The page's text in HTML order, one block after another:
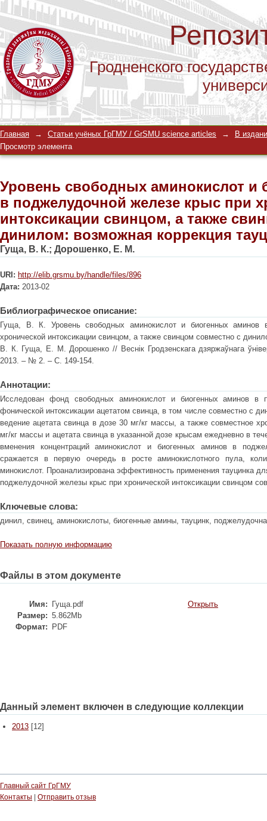
Гродненского
Уровень свободных аминокислот
железе крыс при хронической
Главная → Статьи учёных ГрГМУ / GrSMU science articles →
В
Просмотр элемента
Уровень свободных аминокислот и
в поджелудочной железе крыс при
интоксикации свинцом, а также
динилом: возможная коррекция
Гуща, В. К.; Дорошенко, Е. М.
URI: http://elib.grsmu.by/handle/files/896
Дата: 2013-02
Библиографическое описание:
Гуща, В. К. Уровень свободных аминокислот и биогенных аминов
хронической интоксикации свинцом, а также свинцом совместно с
В. К. Гуща, Е. М. Дорошенко // Веснік Гродзенскага дзяржаўнага
2013. – № 2. – С. 149-154.
Аннотации:
Исследован фонд свободных аминокислот и биогенных аминов в
фонической интоксикации ацетатом свинца, в том числе совместно с
ведение ацетата свинца в дозе 30 мг/кг массы, а также совместное
мг/кг массы и ацетата свинца в указанной дозе крысам ежедневно в
вменения концентраций аминокислот и биогенных аминов в
сражается в первую очередь в росте аминокислотного пула,
минокислот. Проанализирована эффективность применения тауцинка
поджелудочной железы крыс при хронической интоксикации свинцом
Ключевые слова:
динил, свинец, аминокислоты, биогенные амины, тауцинк,
Показать полную информацию
Файлы в этом документе
Имя:
Гуща.pdf
Размер: 5.862Mb
Формат:
PDF
Открыть
Данный элемент включен в следующие коллекции
2013 [12]
Главный сайт ГрГМУ
Контакты
Отправить отзыв